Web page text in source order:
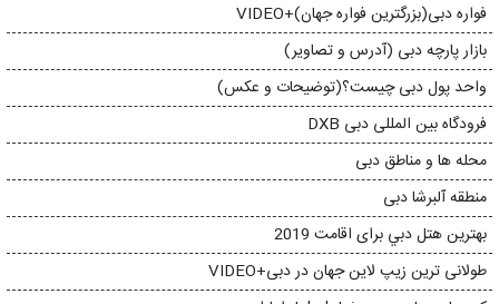
فواره دبی(بزرگترین فواره جهان)+VIDEO
بازار پارچه دبی (آدرس و تصاویر)
واحد پول دبی چیست؟(توضیحات و عکس)
فرودگاه بین المللی دبی DXB
محله ها و مناطق دبی
منطقه آلبرشا دبی
بهترين هتل دبي برای اقامت 2019
طولانی ترین زیپ لاین جهان در دبی+VIDEO